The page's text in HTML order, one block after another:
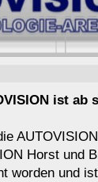
ist
Horst und
worden und